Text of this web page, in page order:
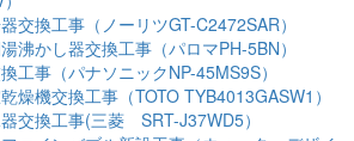
交換工事（ノーリツGT-C2472SAR）
沸かし器交換工事（パロマPH-5BN）
工事（パナソニックNP-45MS9S）
燥機交換工事（TOTO TYB4013GASW1）
交換工事(三菱 SRT-J37WD5）